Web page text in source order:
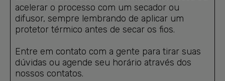
acelerar o processo com um secador ou
difusor, sempre lembrando de aplicar um
protetor térmico antes de secar os fios.
Entre em contato com a gente para tirar suas
dúvidas ou agende seu horário através dos
nossos contatos.